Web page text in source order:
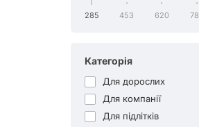
285 453 620
Категорія
Для дорослих
Для компанії
Для підлітків